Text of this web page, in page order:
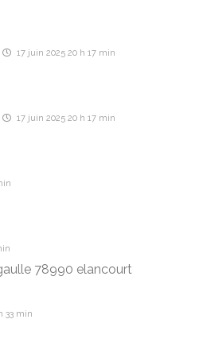
17 juin 2025 20 h 17 min
17 juin 2025 20 h 17 min
78990 elancourt
33 min